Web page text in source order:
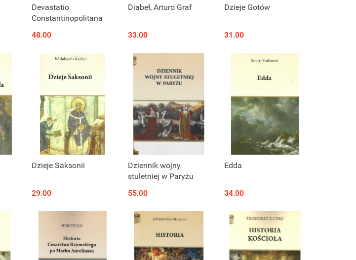
Devastatio
Constantinopolitana
48.00
Diabeł, Arturo Graf
33.00
Dzieje Gotów
31.00
Dzieje Saksonii
29.00
Dziennik wojny
stuletniej w Paryżu
55.00
Edda
34.00